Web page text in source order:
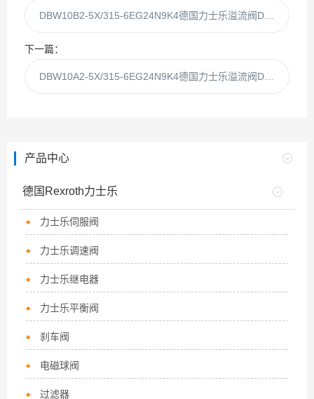
下一篇：
产品中心
德国Rexroth力士乐
力士乐伺服阀
力士乐调速阀
力士乐继电器
力士乐平衡阀
刹车阀
电磁球阀
过滤器